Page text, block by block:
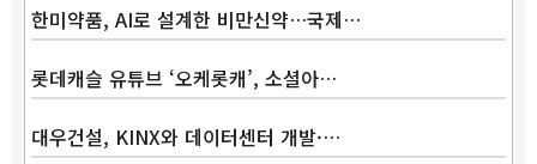
한미약품, AI로 설계한 비만신약…국제…
롯데캐슬 유튜브 ‘오케롯캐’, 소셜아…
대우건설, KINX와 데이터센터 개발·…